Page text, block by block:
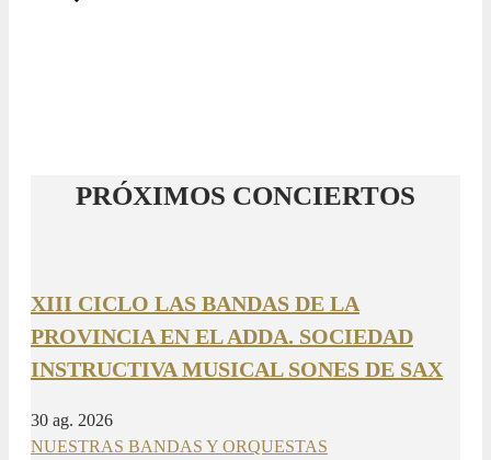
PRÓXIMOS CONCIERTOS
XIII CICLO LAS BANDAS DE LA
PROVINCIA EN EL ADDA. SOCIEDAD
INSTRUCTIVA MUSICAL SONES DE SAX
30 ag. 2026
NUESTRAS BANDAS Y ORQUESTAS